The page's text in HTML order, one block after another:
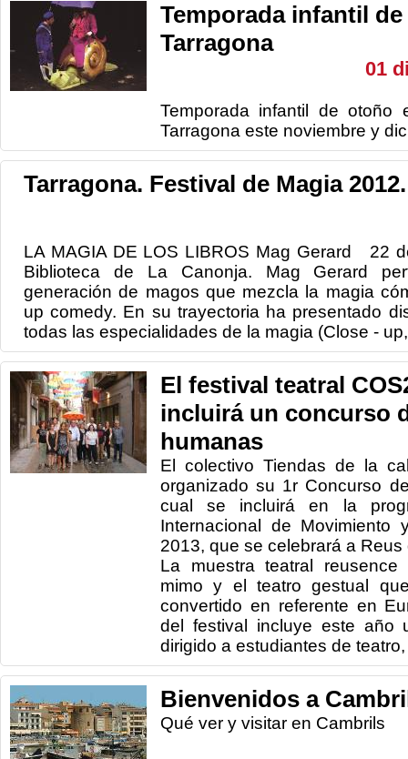
Temporada infantil
Tarragona
01
Temporada infantil de otoño
Tarragona este noviembre y
Tarragona. Festival de Magia 2012.
LA MAGIA DE LOS LIBROS Mag Gerard 22
Biblioteca de La Canonja. Mag Gerard
generación de magos que mezcla la magia
up comedy. En su trayectoria ha presentado
todas las especialidades de la magia (Close -
El festival teatral
incluirá un concurso
humanas
El colectivo Tiendas de la
organizado su 1r Concurso
cual se incluirá en la
Internacional de Movimiento
2013, que se celebrará a
La muestra teatral
mimo y el teatro gestual
convertido en referente en
del festival incluye este año
dirigido a estudiantes de
Bienvenidos a
Qué ver y visitar en Cambrils